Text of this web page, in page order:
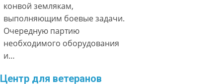
конвой землякам,
выполняющим боевые задачи.
Очередную партию
необходимого оборудования
и…
Центр для ветеранов